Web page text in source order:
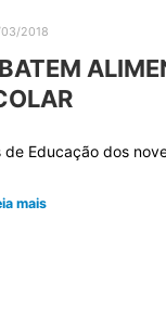
2018
Educação dos
mais